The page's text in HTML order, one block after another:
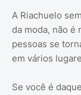
A Riachuelo
da moda, não é
pessoas se
em vários
Se você é